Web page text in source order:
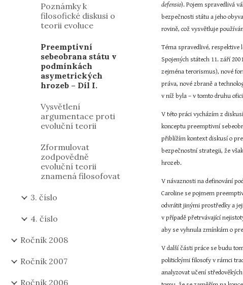
Poznámky k
filosofické diskusi o
teorii evoluce
Preemptivní
sebeobrana státu v
podmínkách
asymetrických
hrozeb – Díl I.
Vysvětlení
argumentace proti
evoluční teorii
Zformulovat
zodpovědně
evoluční teorii
znamená filosofovat
3. číslo
4. číslo
Ročník 2008
Ročník 2007
Ročník 2006
defensio). Pojem spravedlivá
bezpečnosti státu a jeho
rovině, což vysvětluje
Téma spravedlivé, respektive
Spojených státech 11. září
zejména terorismus), nové
práva, nové zbraně a
v níž byla – v tomto druhu
V této práci vycházím z
konceptu preemptivní
přiblížím kontext diskusí o
bezpečnostní strategii, že
hrozeb.
V návaznosti na definování
Caroline se pojmem
odvrátit jinými prostředky a
v případě přetrvávající
aby se vyhnula zmínkám o
V další části práce se budu
politickými filosofy v rámci
analyzovat učení